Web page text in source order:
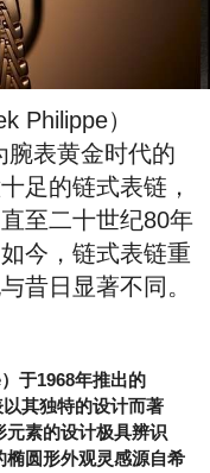
Philippe）
腕表黄金时代的
足的链式表链，
至二十世纪80年
今，链式表链重
昔日显著不同。
于1968年推出的
其独特的设计而著
素的设计极具辨识
椭圆形外观灵感源自希